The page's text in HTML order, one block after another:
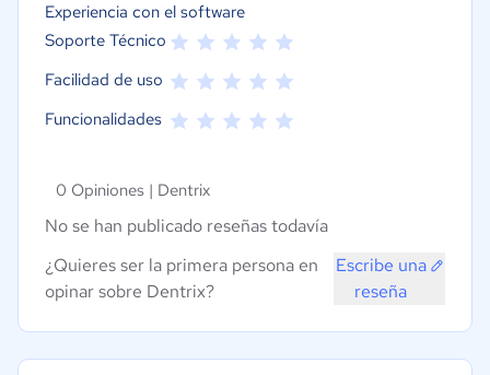
Experiencia con el software
Soporte Técnico
Facilidad de uso
Funcionalidades
0 Opiniones | Dentrix
No se han publicado reseñas todavía
¿Quieres ser la primera persona en
opinar sobre Dentrix?
Escribe una
reseña